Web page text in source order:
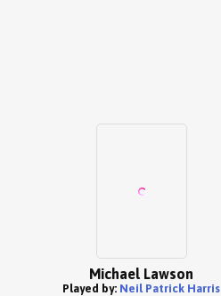
Michael Lawson
Played by: Neil Patrick Harris